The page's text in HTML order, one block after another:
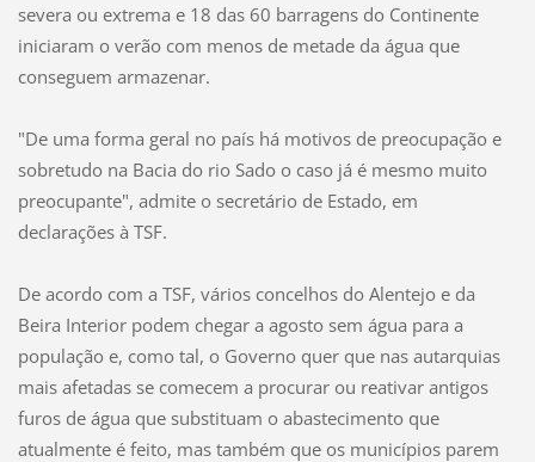
severa ou extrema e 18 das 60 barragens do Continente
iniciaram o verão com menos de metade da água que
conseguem armazenar.
"De uma forma geral no país há motivos de preocupação e
sobretudo na Bacia do rio Sado o caso já é mesmo muito
preocupante", admite o secretário de Estado, em
declarações à TSF.
De acordo com a TSF, vários concelhos do Alentejo e da
Beira Interior podem chegar a agosto sem água para a
população e, como tal, o Governo quer que nas autarquias
mais afetadas se comecem a procurar ou reativar antigos
furos de água que substituam o abastecimento que
atualmente é feito, mas também que os municípios parem